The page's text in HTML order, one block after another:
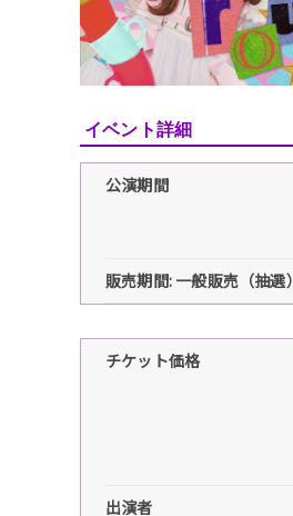
イベント詳細
公演期間
販売期間: 一般販売（抽選）
チケット価格
出演者